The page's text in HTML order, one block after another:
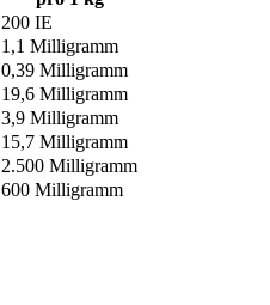
200 IE
1,1 Milligramm
0,39 Milligramm
19,6 Milligramm
3,9 Milligramm
15,7 Milligramm
2.500 Milligramm
600 Milligramm